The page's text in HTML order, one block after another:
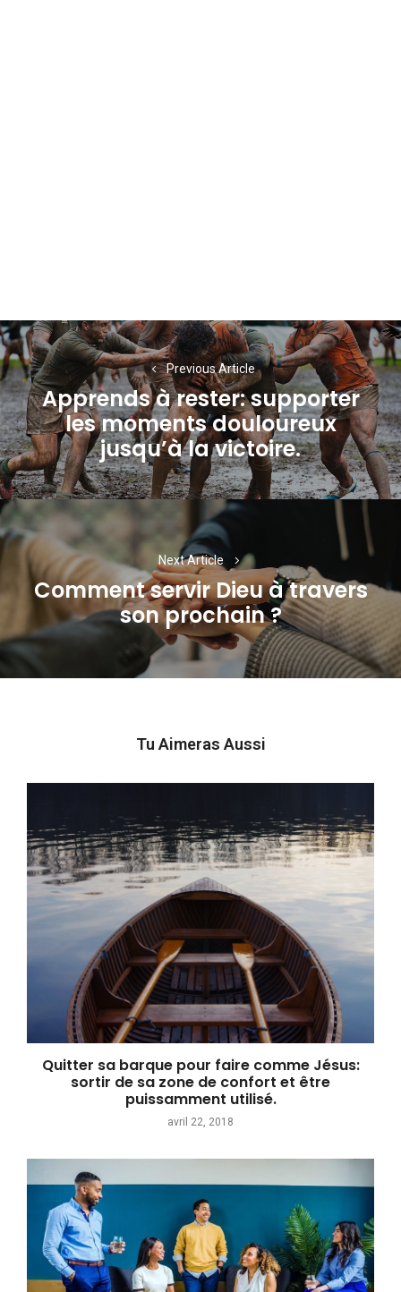
Navigation
de
l’article
Previous Article
Previous
post:
Apprends à rester: supporter
les moments douloureux
jusqu’à la victoire.
Next Article
Next
post:
Comment servir Dieu à travers
son prochain ?
Tu Aimeras Aussi
Quitter sa barque pour faire comme Jésus:
sortir de sa zone de confort et être
puissamment utilisé.
avril 22, 2018